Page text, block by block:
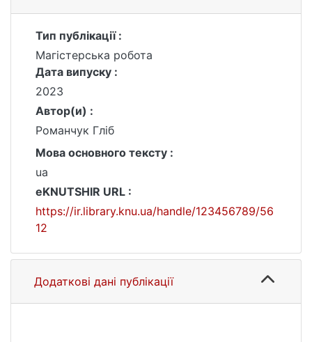
Тип публікації :
Магістерська робота
Дата випуску :
2023
Автор(и) :
Романчук Гліб
Мова основного тексту :
ua
eKNUTSHIR URL :
https://ir.library.knu.ua/handle/123456789/56
12
Додаткові дані публікації